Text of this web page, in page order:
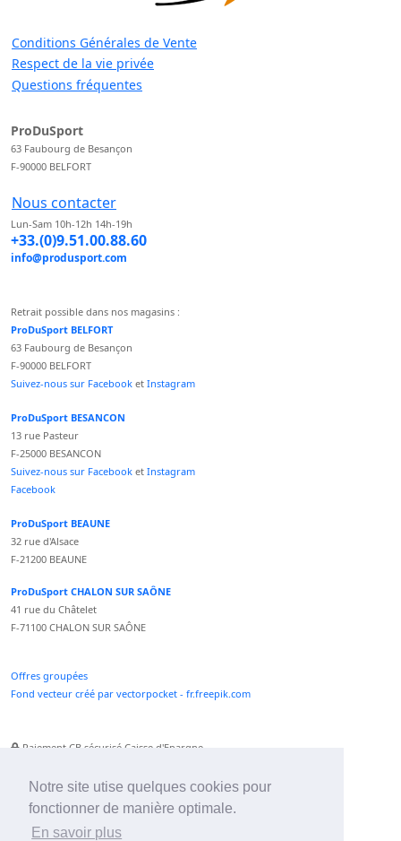
Notre site utise quelques cookies pour
fonctionner de manière optimale.
En savoir plus
Conditions Générales de Vente
Respect de la vie privée
Questions fréquentes
ProDuSport
63 Faubourg de Besançon
F-90000 BELFORT
Nous contacter
Lun-Sam 10h-12h 14h-19h
+33.(0)9.51.00.88.60
info@produsport.com
Retrait possible dans nos magasins :
ProDuSport BELFORT
63 Faubourg de Besançon
F-90000 BELFORT
Suivez-nous sur Facebook et Instagram
ProDuSport BESANCON
13 rue Pasteur
F-25000 BESANCON
Suivez-nous sur Facebook et Instagram
Facebook
ProDuSport BEAUNE
32 rue d'Alsace
F-21200 BEAUNE
ProDuSport CHALON SUR SAÔNE
41 rue du Châtelet
F-71100 CHALON SUR SAÔNE
Offres groupées
Fond vecteur créé par vectorpocket - fr.freepik.com
Paiement CB sécurisé Caisse d'Epargne
Paiement Paypal accepté